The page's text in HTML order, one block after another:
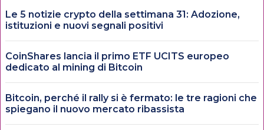
Le 5 notizie crypto della settimana 31: Adozione,
istituzioni e nuovi segnali positivi
CoinShares lancia il primo ETF UCITS europeo
dedicato al mining di Bitcoin
Bitcoin, perché il rally si è fermato: le tre ragioni che
spiegano il nuovo mercato ribassista